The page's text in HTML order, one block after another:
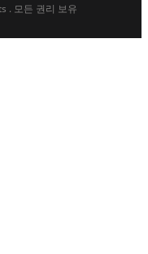
. 모든 권리 보유